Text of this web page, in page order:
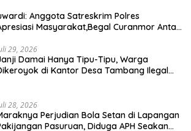
Anggota Satreskrim Polres
Masyarakat,Begal Curanmor Antar
29, 2026
Damai Hanya Tipu-Tipu, Warga
di Kantor Desa Tambang Ilegal
28, 2026
Perjudian Bola Setan di Lapangan
Pasuruan, Diduga APH Seakan